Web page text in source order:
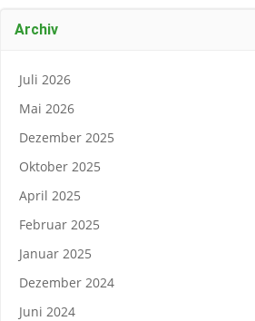
Archiv
Juli 2026
Mai 2026
Dezember 2025
Oktober 2025
April 2025
Februar 2025
Januar 2025
Dezember 2024
Juni 2024